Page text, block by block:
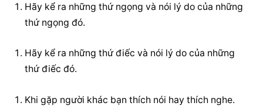
Hãy kể ra những thứ ngọng và nói lý do của những
thứ ngọng đó.
Hãy kể ra những thứ điếc và nói lý do của những
thứ điếc đó.
Khi gặp người khác bạn thích nói hay thích nghe.